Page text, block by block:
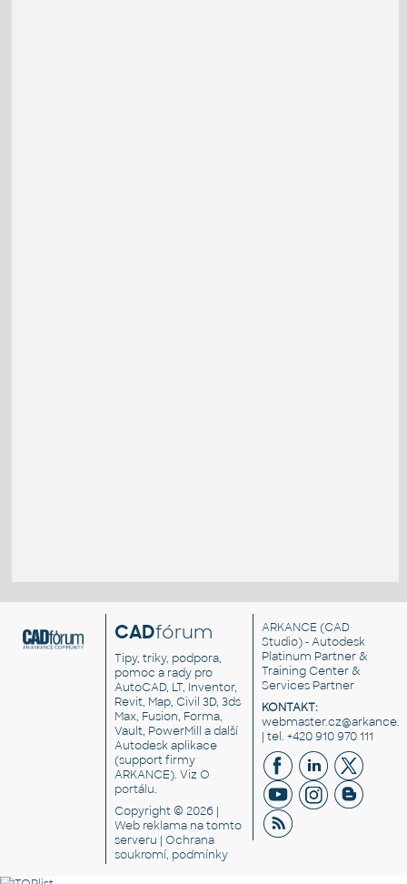
CADfórum
Tipy, triky, podpora,
pomoc a rady pro
AutoCAD, LT, Inventor,
Revit, Map, Civil 3D, 3ds
Max, Fusion, Forma,
Vault, PowerMill a další
Autodesk aplikace
(support firmy
ARKANCE). VizO
portálu.
Copyright © 2026 |
Web reklama na tomto
serveru |Ochrana
soukromí, podmínky
ARKANCE (CAD
Studio) - Autodesk
Platinum Partner &
Training Center &
Services Partner
KONTAKT:
| tel. +420 910 970 111